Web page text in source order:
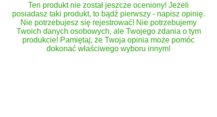
Ten produkt nie został jeszcze oceniony! Jeżeli
posiadasz taki produkt, to bądź pierwszy - napisz opinię.
Nie potrzebujesz się rejestrować! Nie potrzebujemy
Twoich danych osobowych, ale Twojego zdania o tym
produkcie! Pamiętaj, że Twoja opinia może pomóc
dokonać właściwego wyboru innym!